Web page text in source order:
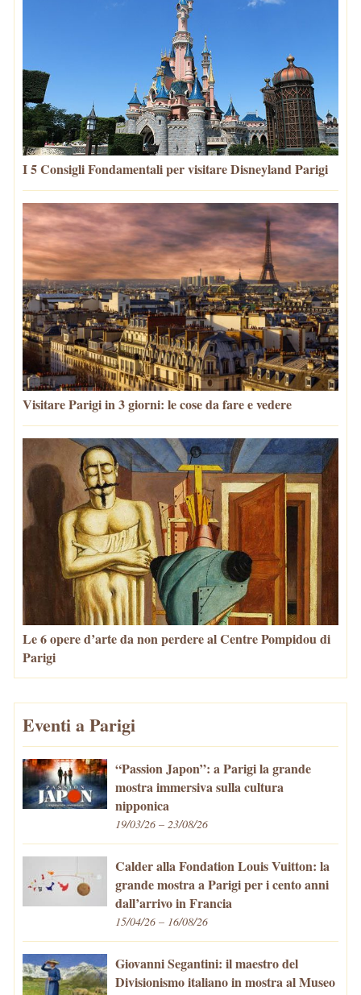
I 5 Consigli Fondamentali per visitare Disneyland Parigi
Visitare Parigi in 3 giorni: le cose da fare e vedere
Le 6 opere d’arte da non perdere al Centre Pompidou di
Parigi
Eventi a Parigi
“Passion Japon”: a Parigi la grande
mostra immersiva sulla cultura
nipponica
19/03/26 – 23/08/26
Calder alla Fondation Louis Vuitton: la
grande mostra a Parigi per i cento anni
dall’arrivo in Francia
15/04/26 – 16/08/26
Giovanni Segantini: il maestro del
Divisionismo italiano in mostra al Museo